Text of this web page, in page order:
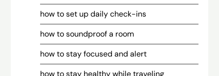
how to set up daily check-ins
how to soundproof a room
how to stay focused and alert
how to stay healthy while traveling